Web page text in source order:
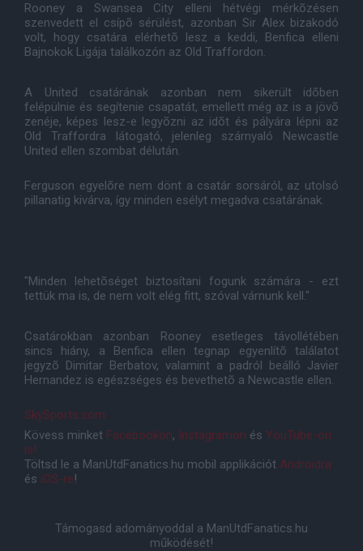
Rooney a Swansea City elleni hétvégi mérkõzésen
szenvedett el csípõ sérülést, azonban Sir Alex bizakodó
volt, hogy csatára elérhetõ lesz a keddi, Benfica elleni
Bajnokok Ligája találkozón az Old Traffordon.
A United csatárának azonban nem sikerült idõben
felépülnie és segítenie csapatát, emellett még az is a jövõ
zenéje, képes lesz-e legyõzni az idõt és pályára lépni az
Old Traffordra látogató, jelenleg szárnyaló Newcastle
United ellen szombat délután.
Ferguson egyelõre nem dönt a csatár sorsáról, az utolsó
pillanatig kivárva, így minden esélyt megadva csatárának.
"Minden lehetõséget biztosítani fogunk számára - ezt
tettük ma is, de nem volt elég fitt, szóval várnunk kell."
Csatárokban azonban Rooney esetleges távollétében
sincs hiány, a Benfica ellen tegnap egyenlítõ találatot
jegyzõ Dimitar Berbatov, valamint a padról beálló Javier
Hernandez is egészséges és bevethetõ a Newcastle ellen.
SkySports.com
Kövess minket Facebookon, Instagramon és YouTube-on
is!
Töltsd le a ManUtdFanatics.hu mobil applikációt Androidra
és iOS-re!
Támogasd adományoddal a ManUtdFanatics.hu
működését!